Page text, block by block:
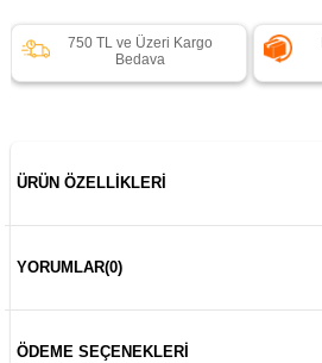
750 TL ve Üzeri Kargo
Bedava
ÜRÜN ÖZELLIKLERI
YORUMLAR(0)
ÖDEME SEÇENEKLERI